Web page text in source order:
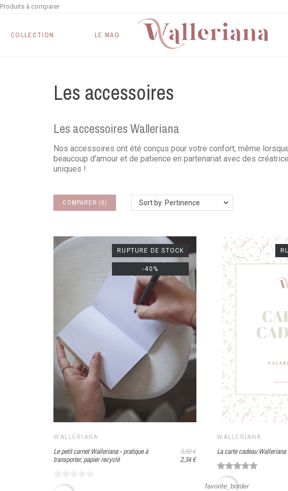
Produits à comparer
COLLECTION LE MAG
Les accessoires
Les accessoires Walleriana
Nos accessoires ont été conçus pour votre confort, même
beaucoup d'amour et de patience en partenariat avec des
uniques !
COMPARER (0) Sort by: Pertinence
WALLERIANA
Le petit carnet Walleriana - pratique à
transporter, papier recyclé
3,90 €
2,34 €
RUPTURE DE STOCK
-40%
WALLERIANA
La carte cadeau Walleriana
favorite_border